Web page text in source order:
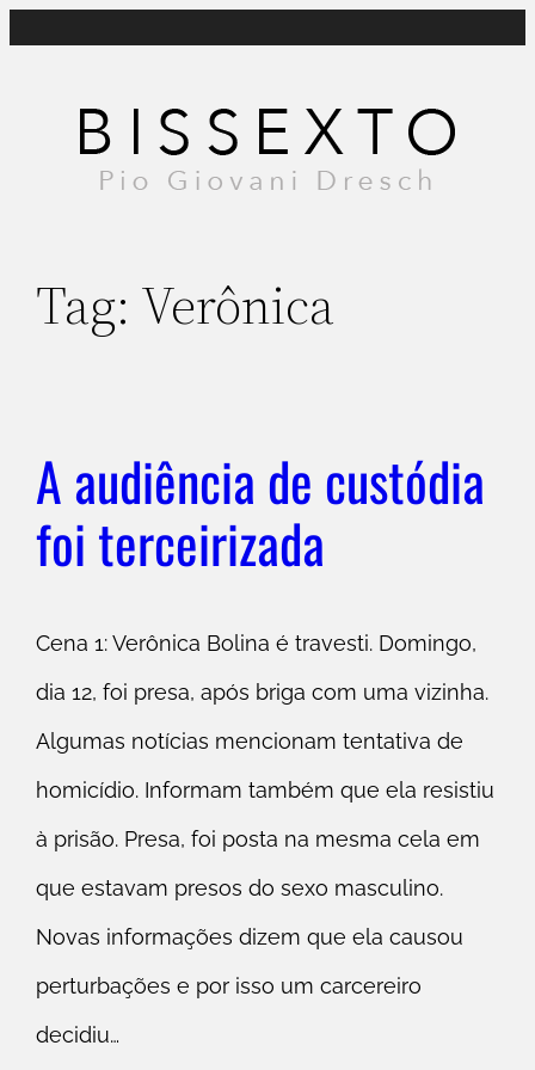
conteúdo
Tag: Verônica
A audiência de custódia
foi terceirizada
Cena 1: Verônica Bolina é travesti. Domingo,
dia 12, foi presa, após briga com uma vizinha.
Algumas notícias mencionam tentativa de
homicídio. Informam também que ela resistiu
à prisão. Presa, foi posta na mesma cela em
que estavam presos do sexo masculino.
Novas informações dizem que ela causou
perturbações e por isso um carcereiro
decidiu…